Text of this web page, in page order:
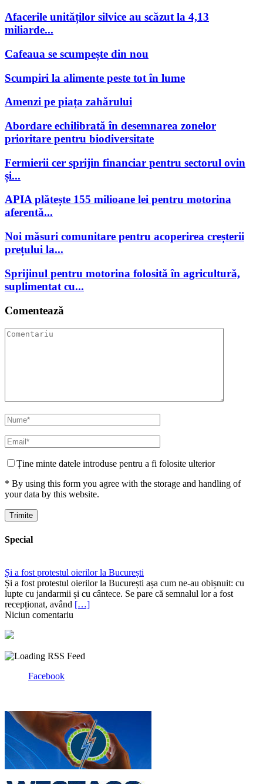
Afacerile unităților silvice au scăzut la 4,13
miliarde...
Cafeaua se scumpește din nou
Scumpiri la alimente peste tot în lume
Amenzi pe piața zahărului
Abordare echilibrată în desemnarea zonelor
prioritare pentru biodiversitate
Fermierii cer sprijin financiar pentru sectorul ovin
și...
APIA plătește 155 milioane lei pentru motorina
aferentă...
Noi măsuri comunitare pentru acoperirea creșterii
prețului la...
Sprijinul pentru motorina folosită în agricultură,
suplimentat cu...
Comentează
Ține minte datele introduse pentru a fi folosite ulterior
* By using this form you agree with the storage and handling of
your data by this website.
Special
Și a fost protestul oierilor la București
Și a fost protestul oierilor la București așa cum ne-au obișnuit: cu
lupte cu jandarmii și cu cântece. Se pare că semnalul lor a fost
recepționat, având […]
Niciun comentariu
Facebook